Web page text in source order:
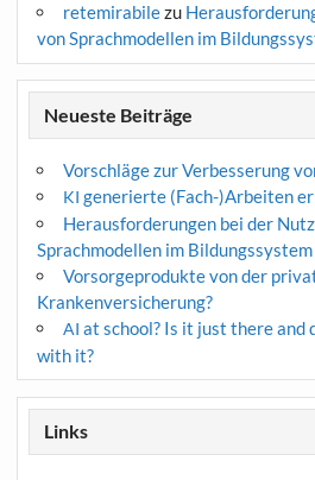
retemirabilezu
von Sprachmodellen im
Neueste Beiträge
Vorschläge zur Verbesserung
KI generierte (Fach-)Arbeiten
Herausforderungen bei der
Sprachmodellen im Bildungssystem
Vorsorgeprodukte von der
Krankenversicherung?
AI at school? Is it just there and
with it?
Links